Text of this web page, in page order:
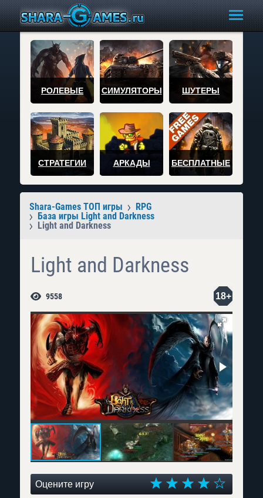
РОЛЕВЫЕ СИМУЛЯТОРЫ ШУТЕРЫ
СТРАТЕГИИ АРКАДЫ БЕСПЛАТНЫЕ
Shara-Games ТОП игры
RPG
База игры Light and Darkness
Light and Darkness
Light and Darkness
9558 18+
Оцените игру